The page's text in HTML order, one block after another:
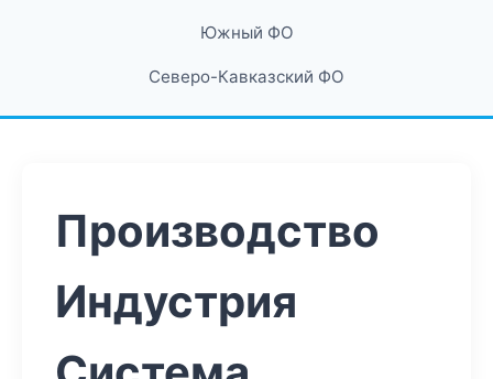
Южный ФО
Северо-Кавказский ФО
Производство
Индустрия